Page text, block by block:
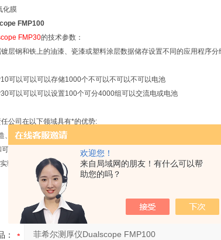
欢迎您！
来自局域网的朋友！有什么可以帮
助您的吗？
化膜
FMP100
FMP30的技术参数：
层钢和铁上的油漆、瓷漆或塑料涂层数据储存设置不同的应用程序分
可以可以可以存储1000个不可以不可以不可以电池
可以可以可以设置100个可分4000组可以交流电或电池
公司在以下领域具有*的优势:
、新材料应用、科研等前沿产业提供更新的检测设备和检测技术;
靠性提升方面为客户提供更有效的解决方案和技术服务;
验室所需的各种检测仪器，并提供技术支持、维护和维修服务。
：